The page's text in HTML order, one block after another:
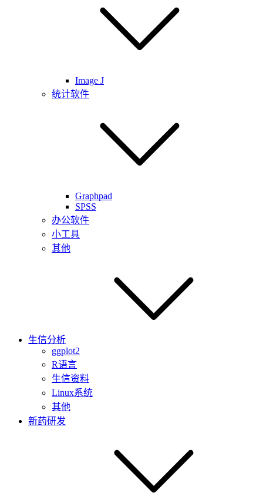
Image J
统计软件
Graphpad
SPSS
办公软件
小工具
其他
生信分析
ggplot2
R语言
生信资料
Linux系统
其他
新药研发